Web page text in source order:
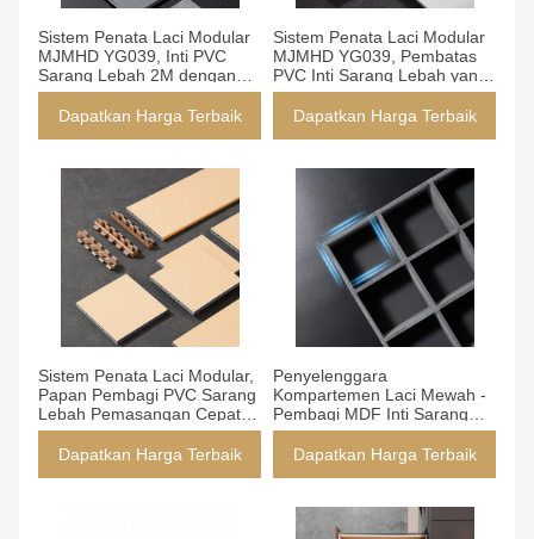
Sistem Penata Laci Modular
MJMHD YG039, Inti PVC
Sarang Lebah 2M dengan
Lapisan Kain, Partisi
Pemasangan Cepat untuk
Dapatkan Harga Terbaik
Sistem Penata Laci Modular
MJMHD YG039, Pembatas
PVC Inti Sarang Lebah yang
Dapat Disesuaikan dengan
Klip Pemasangan Cepat,
Lemari Pakaian
Dapatkan Harga Terbaik
Sistem Penata Laci Modular,
Papan Pembagi PVC Sarang
Lebah Pemasangan Cepat
dengan Sentuhan Akhir Kulit,
Ukuran Kustom Panjang 2M
Dapatkan Harga Terbaik
Penyelenggara
Kompartemen Laci Mewah -
Pembagi MDF Inti Sarang
Lebah yang Dapat
Disesuaikan dengan
Solusi Penyimpanan Multi-
Skenario (Yg039)
Dapatkan Harga Terbaik